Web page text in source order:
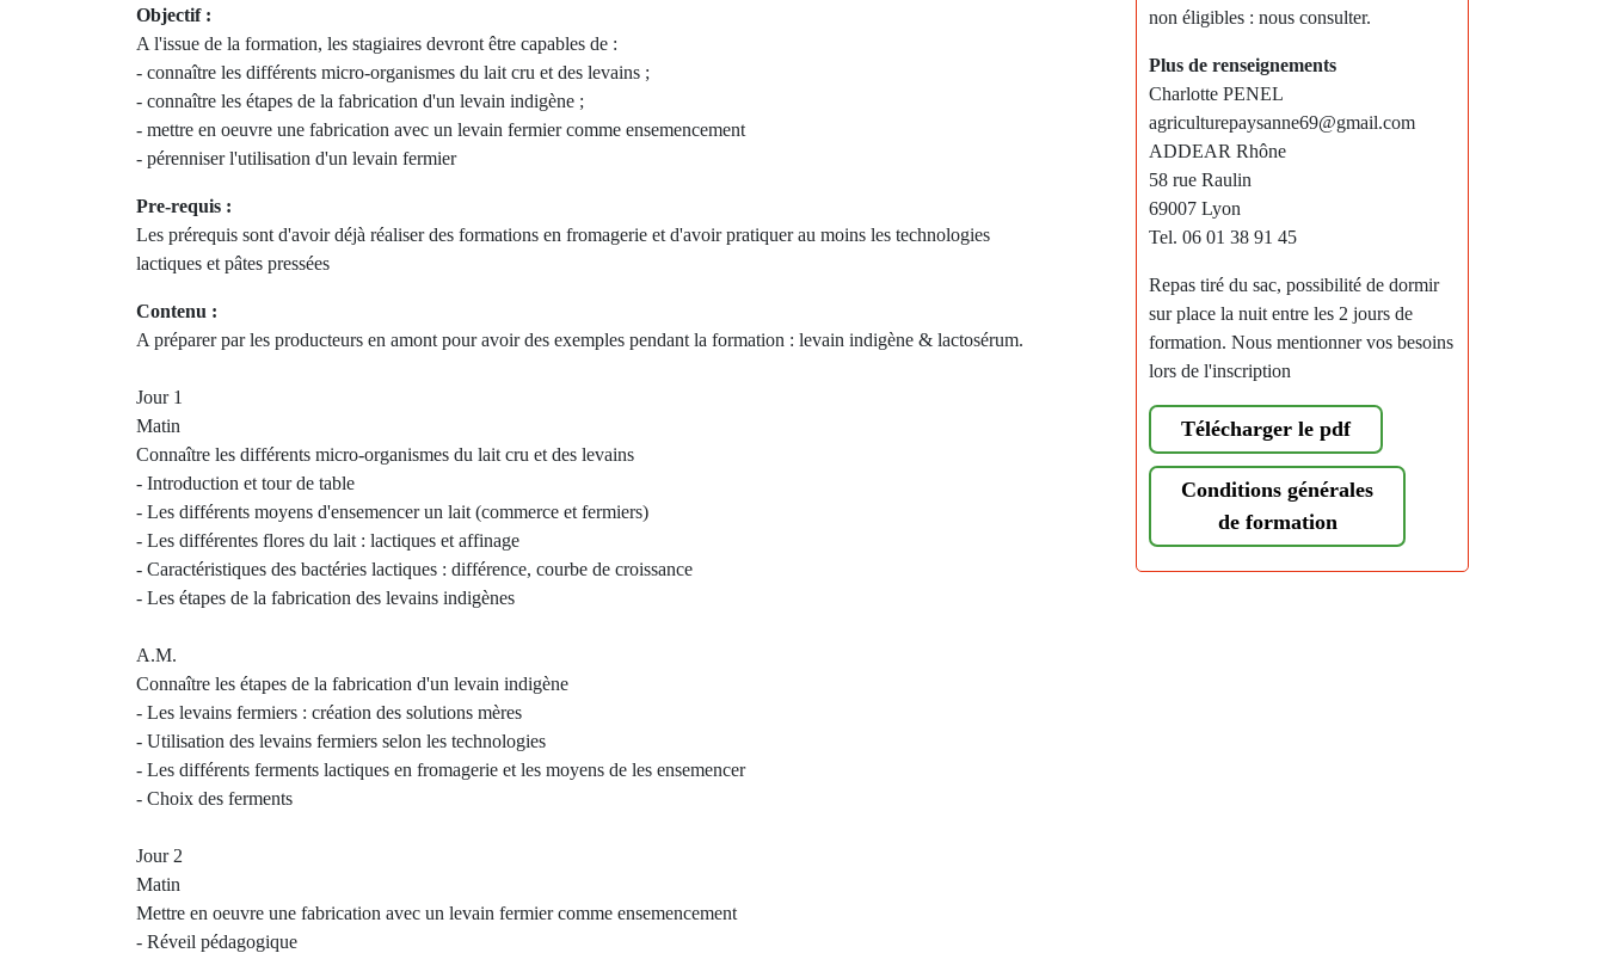
Objectif :
A l'issue de la formation, les stagiaires devront être capables de :
- connaître les différents micro-organismes du lait cru et des levains ;
- connaître les étapes de la fabrication d'un levain indigène ;
- mettre en oeuvre une fabrication avec un levain fermier comme ensemencement
- pérenniser l'utilisation d'un levain fermier
Pre-requis :
Les prérequis sont d'avoir déjà réaliser des formations en fromagerie et d'avoir pratiquer au moins les technologies
lactiques et pâtes pressées
Contenu :
A préparer par les producteurs en amont pour avoir des exemples pendant la formation : levain indigène & lactosérum.
Jour 1
Matin
Connaître les différents micro-organismes du lait cru et des levains
- Introduction et tour de table
- Les différents moyens d'ensemencer un lait (commerce et fermiers)
- Les différentes flores du lait : lactiques et affinage
- Caractéristiques des bactéries lactiques : différence, courbe de croissance
- Les étapes de la fabrication des levains indigènes
A.M.
Connaître les étapes de la fabrication d'un levain indigène
- Les levains fermiers : création des solutions mères
- Utilisation des levains fermiers selon les technologies
- Les différents ferments lactiques en fromagerie et les moyens de les ensemencer
- Choix des ferments
Jour 2
Matin
Mettre en oeuvre une fabrication avec un levain fermier comme ensemencement
- Réveil pédagogique
non éligibles : nous consulter.
Plus de renseignements
Charlotte PENEL
agriculturepaysanne69@gmail.com
ADDEAR Rhône
58 rue Raulin
69007 Lyon
Tel. 06 01 38 91 45
Repas tiré du sac, possibilité de dormir
sur place la nuit entre les 2 jours de
formation. Nous mentionner vos besoins
lors de l'inscription
Télécharger le pdf
Conditions générales
de formation